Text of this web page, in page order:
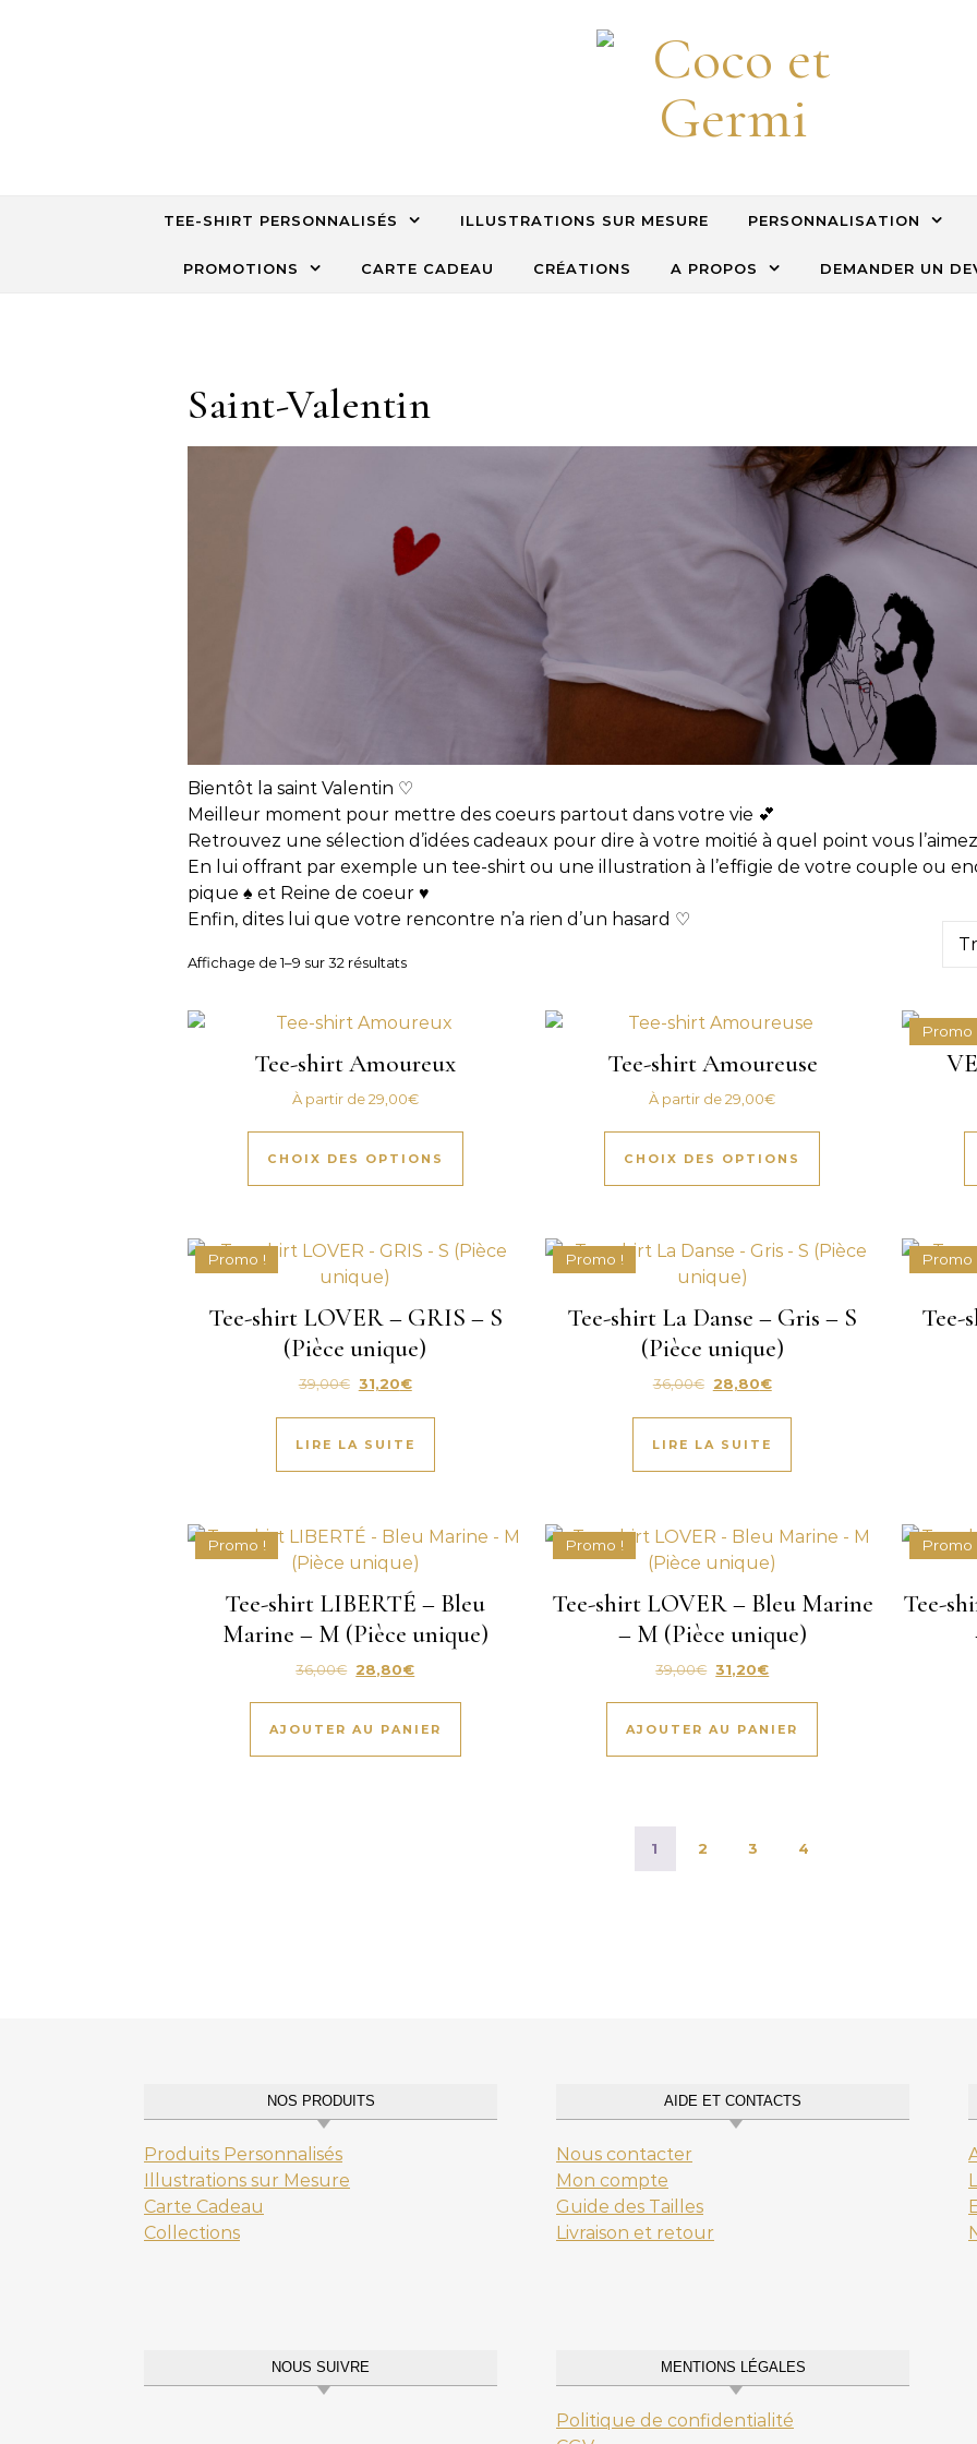
TEE-SHIRT PERSONNALISÉS ILLUSTRATIONS SUR MESURE PERSONNALISATION
PROMOTIONS CARTE CADEAU CRÉATIONS A PROPOS DEMANDER UN
Saint-Valentin
Bientôt la saint Valentin ♡
Meilleur moment pour mettre des coeurs partout dans votre vie 💕
Retrouvez une sélection d’idées cadeaux pour dire à votre moitié à quel point vous
En lui offrant par exemple un tee-shirt ou une illustration à l’effigie de votre couple ou
pique ♠️ et Reine de coeur ♥️
Enfin, dites lui que votre rencontre n’a rien d’un hasard ♡
Affichage de 1–9 sur 32 résultatsTrié du plus récent au plus ancien
Tee-shirt Amoureux
À partir de29,00€
CHOIX DES OPTIONS
Ce produit a plusieurs variations. Les options peuvent être
Tee-shirt Amoureuse
À partir de29,00€
CHOIX DES OPTIONS
Ce produit a
Promo
Promo !
Tee-shirt LOVER – GRIS – S
(Pièce unique)
39,00€ Le prix initial était : 39,00€.
31,20€Le prix actuel est : 31,20€.
LIRE LA SUITE
Promo !
Tee-shirt La Danse – Gris – S
(Pièce unique)
36,00€ Le prix initial était : 36,00€.
28,80€Le prix actuel est : 28,80€.
LIRE LA SUITE
Promo
Tee-
Promo !
Tee-shirt LIBERTÉ – Bleu
Marine – M (Pièce unique)
36,00€ Le prix initial était : 36,00€.
28,80€Le prix actuel est : 28,80€.
AJOUTER AU PANIER
Promo !
Tee-shirt LOVER – Bleu Marine
– M (Pièce unique)
39,00€ Le prix initial était : 39,00€.
31,20€Le prix actuel est : 31,20€.
AJOUTER AU PANIER
Promo
Tee-
1 2 3 4
NOS PRODUITS
Produits Personnalisés
Illustrations sur Mesure
Carte Cadeau
Collections
AIDE ET CONTACTS
Nous contacter
Mon compte
Guide des Tailles
Livraison et retour
NOUS SUIVRE MENTIONS LÉGALES
Politique de confidentialité